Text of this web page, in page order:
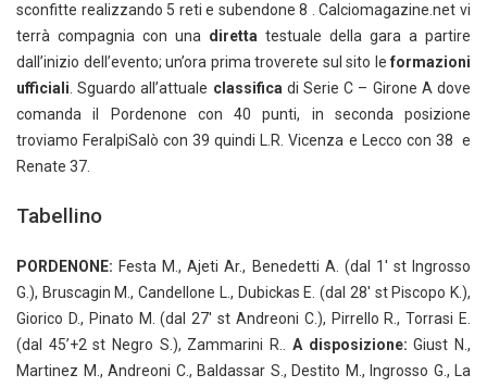
sconfitte realizzando 5 reti e subendone 8 . Calciomagazine.net vi
terrà compagnia con una diretta testuale della gara a partire
dall’inizio dell’evento; un’ora prima troverete sul sito le formazioni
ufficiali. Sguardo all’attuale classificadi Serie C – Girone A dove
comanda il Pordenone con 40 punti, in seconda posizione
troviamo FeralpiSalò con 39 quindi L.R. Vicenza e Lecco con 38 e
Renate 37.
Tabellino
PORDENONE: Festa M., Ajeti Ar., Benedetti A. (dal 1′ st Ingrosso
G.), Bruscagin M., Candellone L., Dubickas E. (dal 28′ st Piscopo K.),
Giorico D., Pinato M. (dal 27′ st Andreoni C.), Pirrello R., Torrasi E.
(dal 45’+2 st Negro S.), Zammarini R.. A disposizione: Giust N.,
Martinez M., Andreoni C., Baldassar S., Destito M., Ingrosso G., La